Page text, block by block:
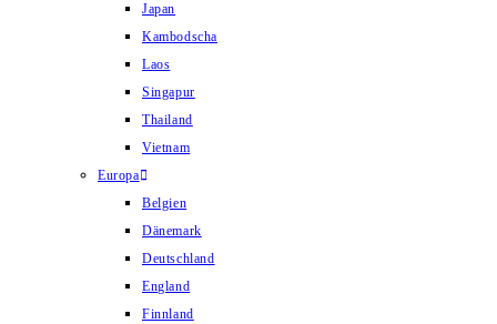
Japan
Kambodscha
Laos
Singapur
Thailand
Vietnam
Europa
Belgien
Dänemark
Deutschland
England
Finnland